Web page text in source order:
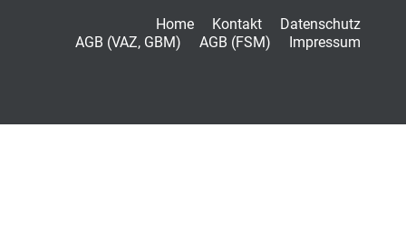
Home Kontakt
Datenschutz
AGB (VAZ, GBM)
AGB (FSM) Impressum